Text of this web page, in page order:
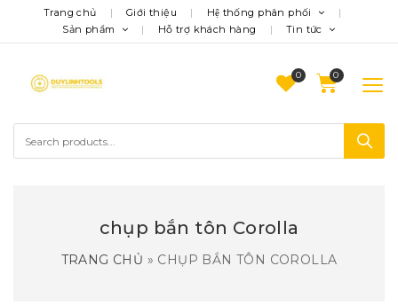
Trang chủ Giới thiệu
Hệ thống phân phối
Sản phẩm
Hỗ trợ khách hàng Tin tức
0
chụp bắn tôn Corolla
TRANG CHỦ » CHỤP BẮN TÔN COROLLA